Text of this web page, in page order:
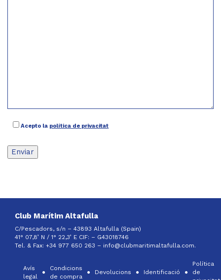
Acepto la política de privacitat
Club Marítim Altafulla
C/Pescadors, s/n – 43893 Altafulla (Spain)
41° 07,8’ N / 1° 22,3’ E CIF: – G43018746
Tel. & Fax: +34 977 650 263 – info@clubmaritimaltafulla.com.
Avís
legal
Condicions
de compra
Devolucions Identificació
Política
de